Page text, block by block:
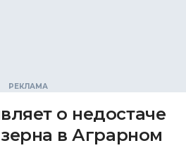
о недостаче
в Аграрном